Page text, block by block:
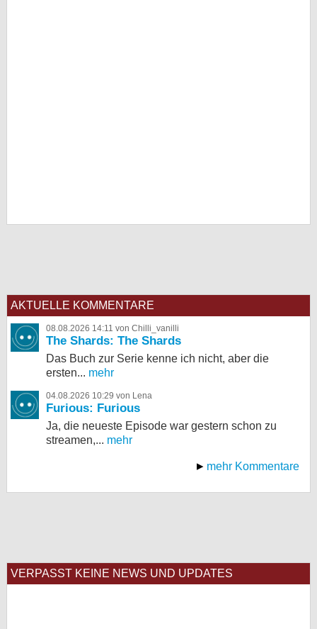
AKTUELLE KOMMENTARE
08.08.2026 14:11 von Chilli_vanilli
The Shards: The Shards
Das Buch zur Serie kenne ich nicht, aber die
ersten... mehr
04.08.2026 10:29 von Lena
Furious: Furious
Ja, die neueste Episode war gestern schon zu
streamen,... mehr
mehr Kommentare
VERPASST KEINE NEWS UND UPDATES